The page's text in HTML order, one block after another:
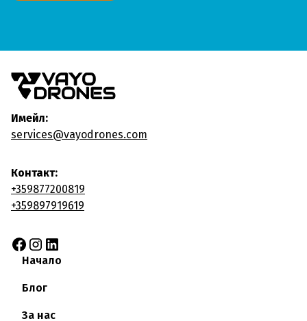
Имейл:
services@vayodrones.com
Контакт:
+359877200819
+359897919619
Начало
Блог
За нас